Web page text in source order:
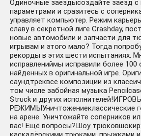
Одиночные заездысоздайте заезд
параметрами и сразитесь с
управляет компьютер. Режим
славу в секретной лиге Crashday,
новые автомобили и запчасти для
игрывам и этого мало? Тогда
рекорды в этих шести испытаниях.
исправлениймы исправили более 100
найденных в оригинальной игре.
саундтреквсе композиции из
том числе забойная музыка
Struck и других
РЕЖИМЫУничтожениеклассические
на арене. Уничтожайте соперников
вас! Ещё вопросы?Шоу